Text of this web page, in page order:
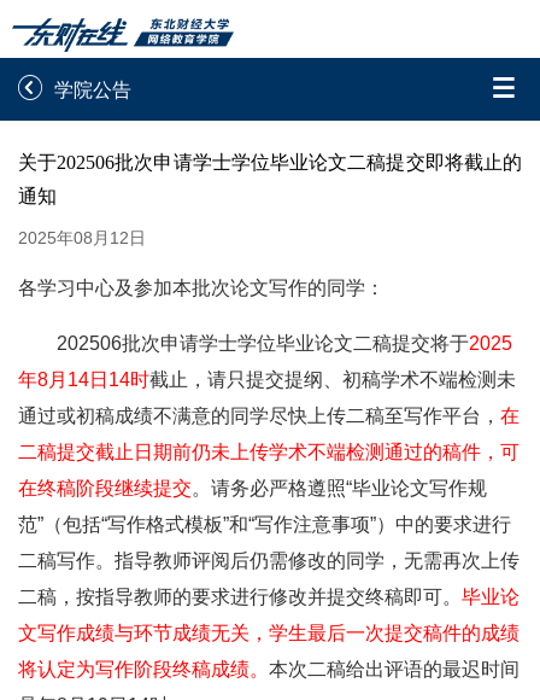

 学院公告
录取通知书查询 学院平台图像校对
学信网图像校对
信息确认及测试
 重置密码
关于202506批次申请学士学位毕业论文二稿提交即将截止的
通知
2025年08月12日
各学习中心及参加本批次论文写作的同学：
202506批次申请学士学位毕业论文二稿提交将于2025
年8月14日14时截止，请只提交提纲、初稿学术不端检测未
通过或初稿成绩不满意的同学尽快上传二稿至写作平台， 在
二稿提交截止日期前仍未上传学术不端检测通过的稿件，可
在终稿阶段继续提交。请务必严格遵照“毕业论文写作规
范”（包括“写作格式模板”和“写作注意事项”）中的要求进行
二稿写作。指导教师评阅后仍需修改的同学，无需再次上传
二稿，按指导教师的要求进行修改并提交终稿即可。 毕业论
文写作成绩与环节成绩无关，学生最后一次提交稿件的成绩
将认定为写作阶段终稿成绩。 本次二稿给出评语的最迟时间